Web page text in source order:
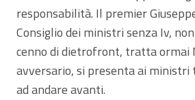
responsabilità. Il premier
Consiglio dei ministri senza Iv,
cenno di dietrofront, tratta ormai
avversario, si presenta ai ministri
ad andare avanti.